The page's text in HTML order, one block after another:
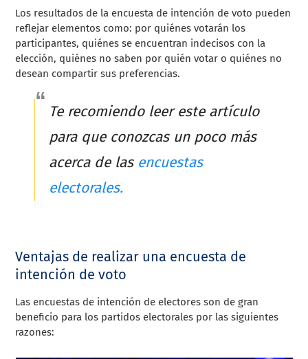
Los resultados de la encuesta de intención de voto pueden
reflejar elementos como: por quiénes votarán los
participantes, quiénes se encuentran indecisos con la
elección, quiénes no saben por quién votar o quiénes no
desean compartir sus preferencias.
Te recomiendo leer este artículo
para que conozcas un poco más
acerca de las encuestas
electorales.
Ventajas de realizar una encuesta de
intención de voto
Las encuestas de intención de electores son de gran
beneficio para los partidos electorales por las siguientes
razones: